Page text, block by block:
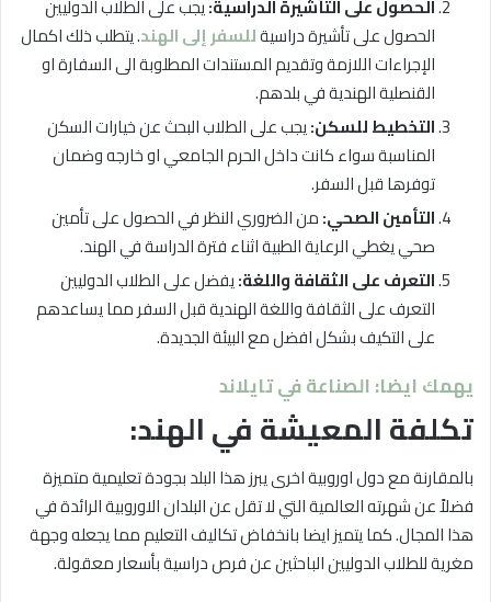
الحصول على التأشيرة الدراسية:يجب على الطلاب الدوليين
الحصول على تأشيرة دراسيةللسفر إلى الهند. يتطلب ذلك اكمال
الإجراءات اللازمة وتقديم المستندات المطلوبة الى السفارة او
القنصلية الهندية في بلدهم.
التخطيط للسكن:يجب على الطلاب البحث عن خيارات السكن
المناسبة سواء كانت داخل الحرم الجامعي او خارجه وضمان
توفرها قبل السفر.
التأمين الصحي:من الضروري النظر في الحصول على تأمين
صحي يغطي الرعاية الطبية اثناء فترة الدراسة في الهند.
التعرف على الثقافة واللغة:يفضل على الطلاب الدوليين
التعرف على الثقافة واللغة الهندية قبل السفر مما يساعدهم
على التكيف بشكل افضل مع البيئة الجديدة.
يهمك ايضا: الصناعة في تايلاند
تكلفة المعيشة في الهند:
بالمقارنة مع دول اوروبية اخرى يبرز هذا البلد بجودة تعليمية متميزة
فضلاً عن شهرته العالمية التي لا تقل عن البلدان الاوروبية الرائدة في
هذا المجال. كما يتميز ايضا بانخفاض تكاليف التعليم مما يجعله وجهة
مغرية للطلاب الدوليين الباحثين عن فرص دراسية بأسعار معقولة.